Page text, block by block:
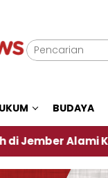
BUDAYA
Alami Krisi Air